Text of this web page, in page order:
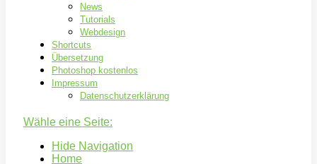
News
Tutorials
Webdesign
Shortcuts
Übersetzung
Photoshop kostenlos
Impressum
Datenschutzerklärung
Wähle eine Seite:
Hide Navigation
Home